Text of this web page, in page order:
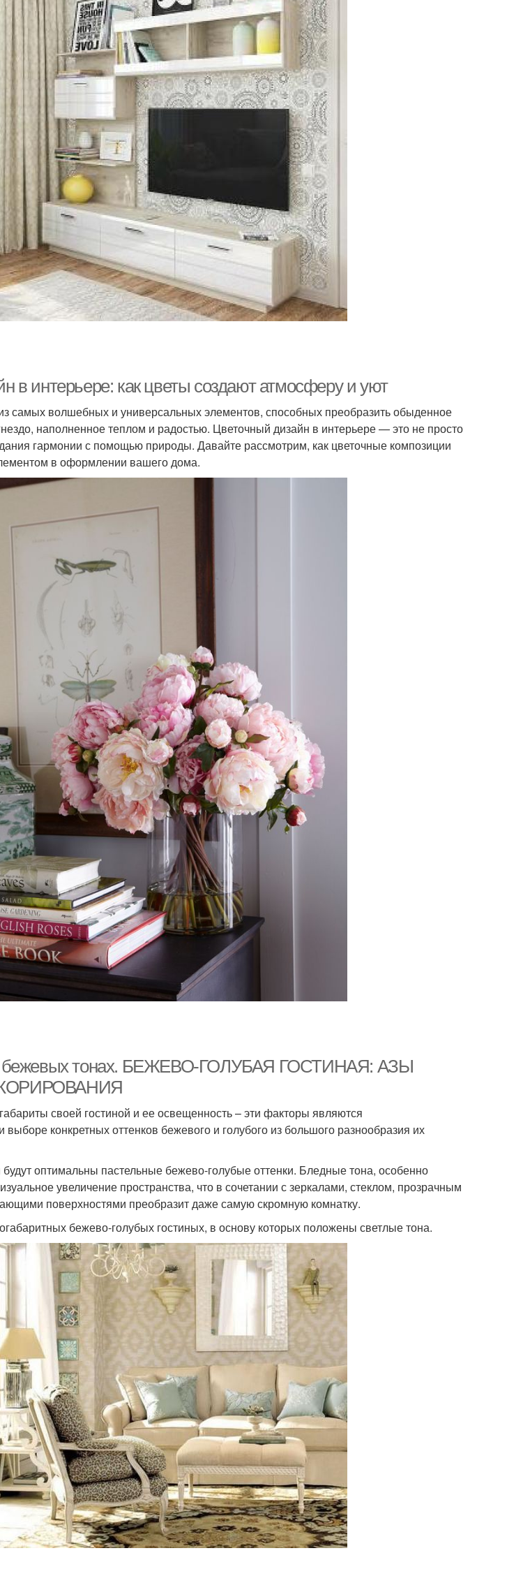
в интерьере: как цветы создают атмосферу и уют
самых волшебных и универсальных элементов, способных преобразить обыденное
наполненное теплом и радостью. Цветочный дизайн в интерьере — это не просто
гармонии с помощью природы. Давайте рассмотрим, как цветочные композиции
в оформлении вашего дома.
бежевых тонах. БЕЖЕВО-ГОЛУБАЯ ГОСТИНАЯ: АЗЫ
своей гостиной и ее освещенность – эти факторы являются
конкретных оттенков бежевого и голубого из большого разнообразия их
оптимальны пастельные бежево-голубые оттенки. Бледные тона, особенно
увеличение пространства, что в сочетании с зеркалами, стеклом, прозрачным
поверхностями преобразит даже самую скромную комнатку.
бежево-голубых гостиных, в основу которых положены светлые тона.